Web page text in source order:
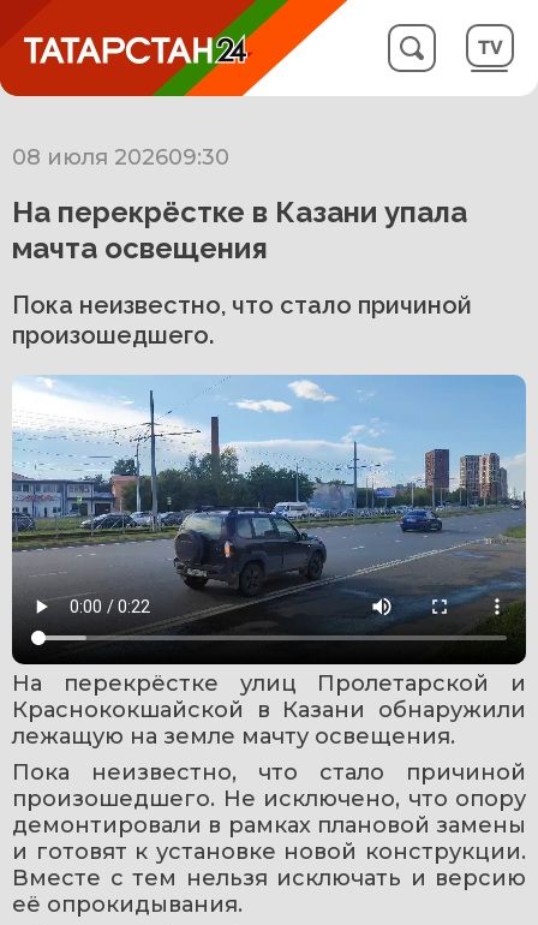
08 июля 202609:30
На перекрёстке в Казани упала
мачта освещения
Пока неизвестно, что стало причиной
произошедшего.
На перекрёстке улиц Пролетарской и
Краснококшайской в Казани обнаружили
лежащую на земле мачту освещения.
Пока неизвестно, что стало причиной
произошедшего. Не исключено, что опору
демонтировали в рамках плановой замены
и готовят к установке новой конструкции.
Вместе с тем нельзя исключать и версию
её опрокидывания.